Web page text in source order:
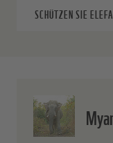
SCHÜTZEN SIE